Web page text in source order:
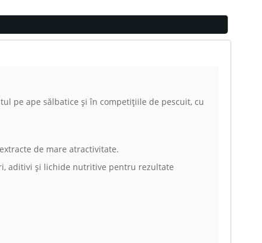
pe ape sălbatice și în competițiile de pescuit, cu
de mare atractivitate.
aditivi și lichide nutritive pentru rezultate